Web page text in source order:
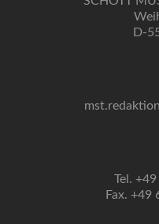
D-
Tel.
Fax. +49